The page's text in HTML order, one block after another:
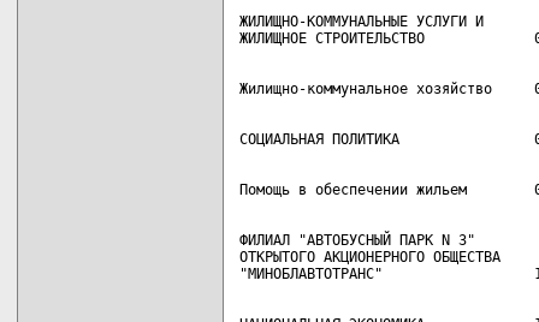
ЖИЛИЩНО-КОММУНАЛЬНЫЕ УСЛУГИ И
ФИЛИАЛ "АВТОБУСНЫЙ ПАРК N 3"
ОТКРЫТОГО АКЦИОНЕРНОГО ОБЩЕСТВА